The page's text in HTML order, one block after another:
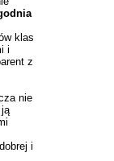
klas
i
z
nie
i